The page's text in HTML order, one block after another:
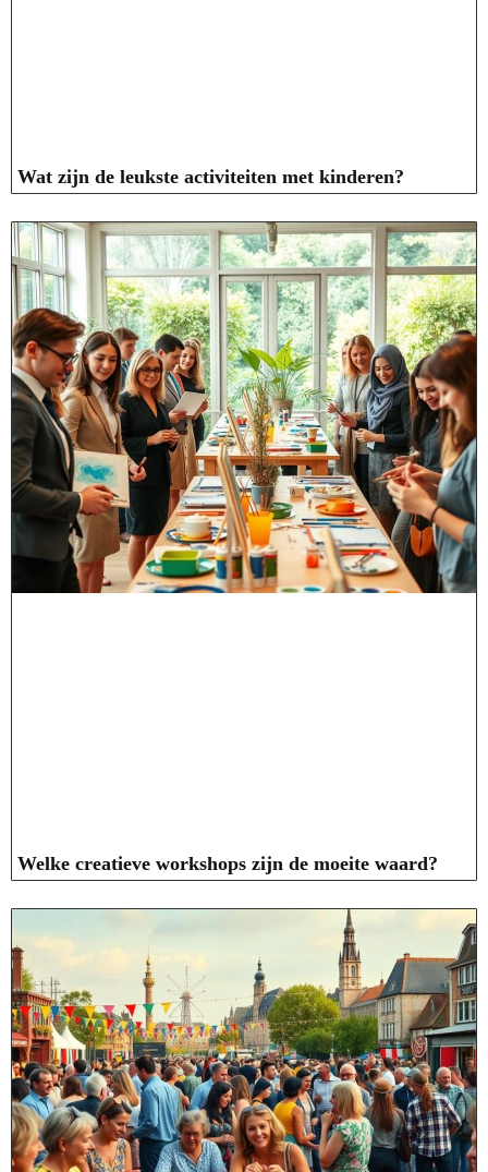
Wat zijn de leukste activiteiten met kinderen?
Welke creatieve workshops zijn de moeite waard?